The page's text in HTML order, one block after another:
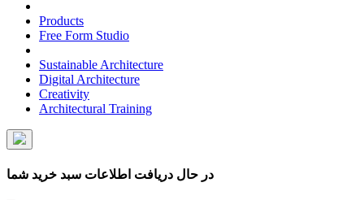
Products
Free Form Studio
Sustainable Architecture
Digital Architecture
Creativity
Architectural Training
در حال دریافت اطلاعات سبد خرید شما